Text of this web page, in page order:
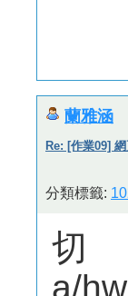
蘭雅涵
Re: [作業09]
分類標籤:
切
a/